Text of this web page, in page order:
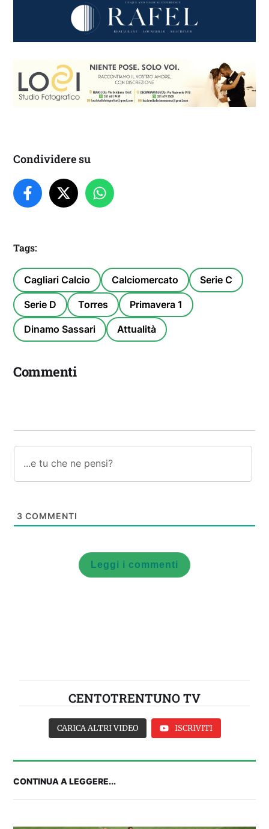
Condividere su
Tags:
Cagliari Calcio Calciomercato Serie C
Serie D Torres Primavera 1
Dinamo Sassari Attualità
Commenti
3 COMMENTI
Leggi i commenti
CENTOTRENTUNO TV
CARICA ALTRI VIDEO ISCRIVITI
CONTINUA A LEGGERE...